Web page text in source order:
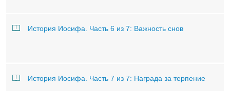
История Иосифа. Часть 6 из 7: Важность снов
История Иосифа. Часть 7 из 7: Награда за терпение